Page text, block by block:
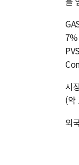
시
(약
외